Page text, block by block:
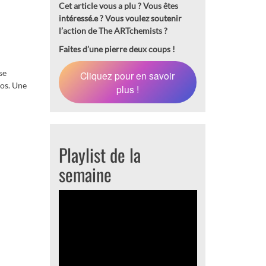
Une
Cet article vous a plu ? Vous êtes
intéressé.e ? Vous voulez soutenir
l’action de The ARTchemists ?
Faites d’une pierre deux coups !
Cliquez pour en savoir
plus !
Playlist de la
semaine